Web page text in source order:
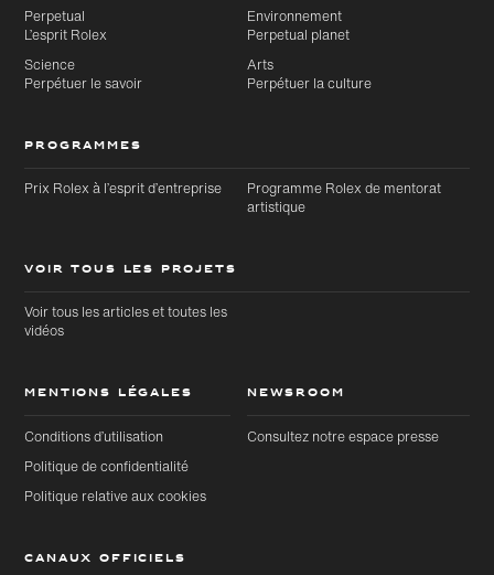
Perpetual
L’esprit Rolex
Environnement
Perpetual planet
Science
Perpétuer le savoir
Arts
Perpétuer la culture
PROGRAMMES
Prix Rolex à l’esprit d’entreprise
Programme Rolex de mentorat
artistique
VOIR TOUS LES PROJETS
Voir tous les articles et toutes les
vidéos
MENTIONS LÉGALES
Conditions d’utilisation
Politique de confidentialité
Politique relative aux cookies
NEWSROOM
Consultez notre espace presse
CANAUX OFFICIELS